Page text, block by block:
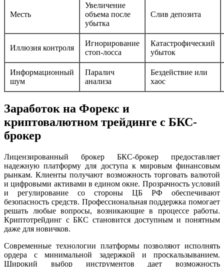
Месть
Увеличение
объема после
убытка
Слив депозита
Иллюзия контроля
Игнорирование
стоп-лосса
Катастрофический
убыток
Информационный
шум
Паралич
анализа
Бездействие или
хаос
Заработок на Форекс и
криптовалютном трейдинге с БКС-
брокер
Лицензированный брокер БКС-брокер предоставляет
надежную платформу для доступа к мировым финансовым
рынкам. Клиенты получают возможность торговать валютой
и цифровыми активами в едином окне. Прозрачность условий
и регулирование со стороны ЦБ РФ обеспечивают
безопасность средств. Профессиональная поддержка помогает
решать любые вопросы, возникающие в процессе работы.
Криптотрейдинг с БКС становится доступным и понятным
даже для новичков.
Современные технологии платформы позволяют исполнять
ордера с минимальной задержкой и проскальзыванием.
Широкий выбор инструментов дает возможность